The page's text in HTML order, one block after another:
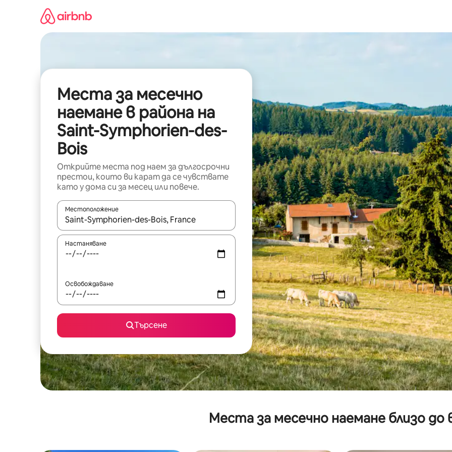
съдържанието
Места за месечно
наемане в района на
Saint-Symphorien-des-
Bois
Открийте места под наем за дългосрочни
престои, които ви карат да се чувствате
като у дома си за месец или повече.
Местоположение
Когато резултатите се покажат, използвайте клавишите със стрелки нагоре и надолу или навигирайте с
Настаняване
Освобождаване
Търсене
Места за месечно наемане близо до